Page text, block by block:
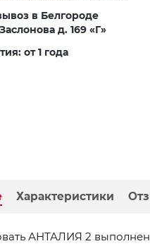
в Белгороде
д. 169 «Г»
от 1 года
Характеристики
АНТАЛИЯ 2